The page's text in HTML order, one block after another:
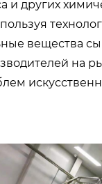
и других
вещества
на